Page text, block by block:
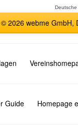
© 2026 webme GmbH,
Guide Homepage